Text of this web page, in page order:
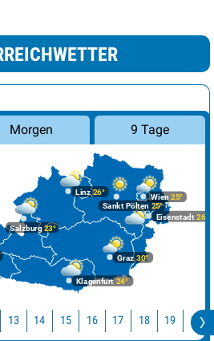
Morgen 9 Tage
Graz30°
Klagenfurt 24°
Linz26°
Salzburg23°
Wien 25°
Eisenstadt 26°
Sankt Pölten 25°
13 14 15 16 17 18 19 20